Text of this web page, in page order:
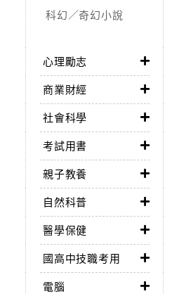
科幻／奇幻小說
心理勵志
商業財經
社會科學
考試用書
親子教養
自然科普
醫學保健
國高中技職考用
電腦